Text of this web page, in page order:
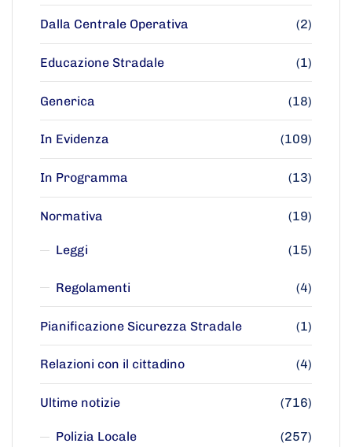
Dalla Centrale Operativa (2)
Educazione Stradale (1)
Generica (18)
In Evidenza (109)
In Programma (13)
Normativa (19)
Leggi (15)
Regolamenti (4)
Pianificazione Sicurezza Stradale (1)
Relazioni con il cittadino (4)
Ultime notizie (716)
Polizia Locale (257)